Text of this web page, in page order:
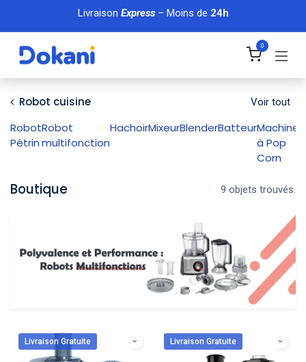
Se rendre au contenu
Livraison Express– Moins de 24h
0
Robot cuisine Voir tout
Robot
Pétrin
Robot
multifonction
HachoirMixeurBlenderBatteurMachine
à Pop
Corn
Boutique 9 objets trouvés.
Livraison Gratuite Livraison Gratuite